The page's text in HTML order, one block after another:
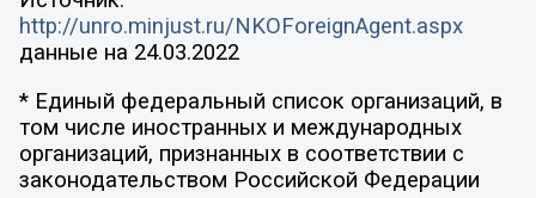
http://unro.minjust.ru/NKOForeignAgent.aspx
данные на 24.03.2022
* Единый федеральный список организаций, в
том числе иностранных и международных
организаций, признанных в соответствии с
законодательством Российской Федерации